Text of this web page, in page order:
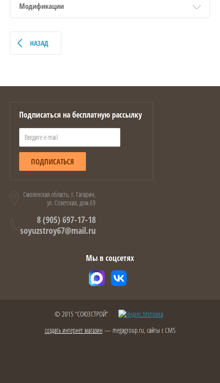
Модификации
НАЗАД
Подписаться на бесплатную рассылку
ПОДПИСАТЬСЯ
Смоленская область, г. Гагарин,
ул. Советская, дом.69
8 (905) 697-17-18
soyuzstroy67@mail.ru
Мы в соцсетях
© 2015 “СОЮЗСТРОЙ”
создать интернет магазин — megagroup.ru, сайты с CMS